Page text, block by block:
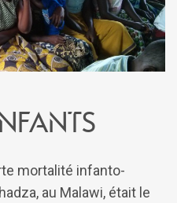
mortalité infanto-
au Malawi, était le